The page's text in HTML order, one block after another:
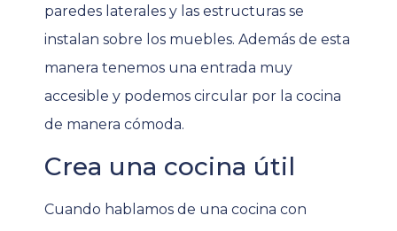
paredes laterales y las estructuras se
instalan sobre los muebles. Además de esta
manera tenemos una entrada muy
accesible y podemos circular por la cocina
de manera cómoda.
Crea una cocina útil
Cuando hablamos de una cocina con